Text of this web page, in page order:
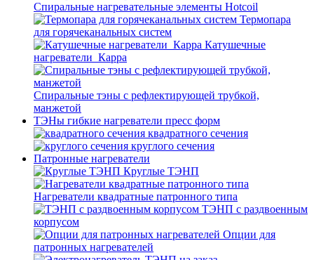
Спиральные нагревательные элементы Hotcoil
Термопара
для горячеканальных систем
Катушечные
нагреватели_Карра
Спиральные тэны с рефлектирующей трубкой,
манжетой
ТЭНы гибкие нагреватели пресс форм
квадратного сечения
круглого сечения
Патронные нагреватели
Круглые ТЭНП
Нагреватели квадратные патронного типа
ТЭНП с раздвоенным
корпусом
Опции для
патронных нагревателей